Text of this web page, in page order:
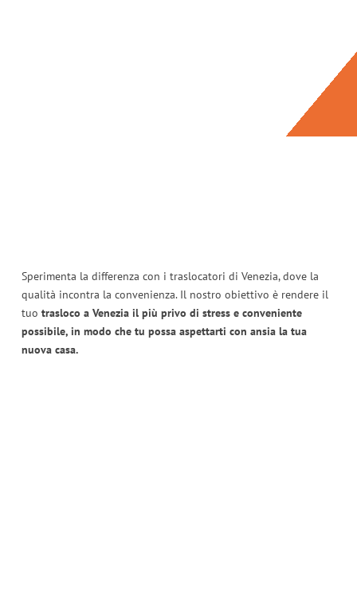
Sperimenta la differenza con i traslocatori di Venezia, dove la
qualità incontra la convenienza. Il nostro obiettivo è rendere il
tuo trasloco a Venezia il più privo di stress e conveniente
possibile, in modo che tu possa aspettarti con ansia la tua
nuova casa.